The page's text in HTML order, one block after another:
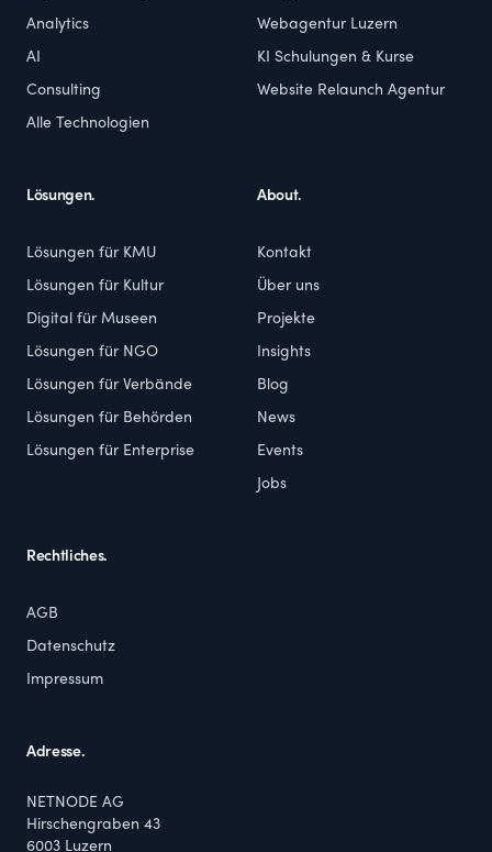
Analytics
AI
Consulting
Alle Technologien
Webagentur Luzern
KI Schulungen & Kurse
Website Relaunch Agentur
Lösungen.
Lösungen für KMU
Lösungen für Kultur
Digital für Museen
Lösungen für NGO
Lösungen für Verbände
Lösungen für Behörden
Lösungen für Enterprise
About.
Kontakt
Über uns
Projekte
Insights
Blog
News
Events
Jobs
Rechtliches.
AGB
Datenschutz
Impressum
Adresse.
NETNODE AG
Hirschengraben 43
6003 Luzern